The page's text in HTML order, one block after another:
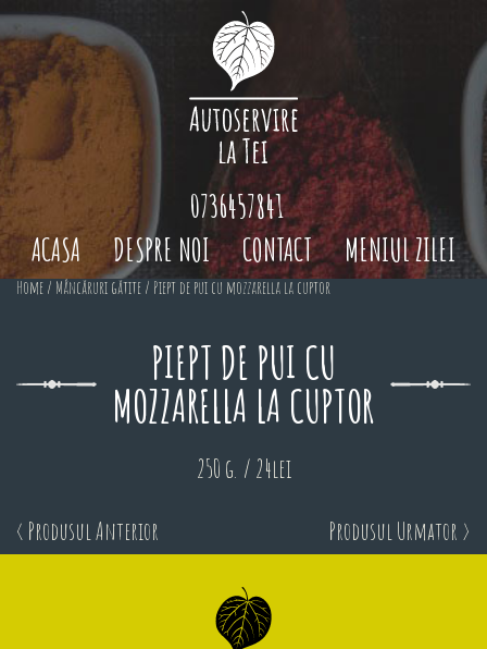
ACASA DESPRE NOI CONTACT MENIUL ZILEI
0736457841
Home / Mâncăruri gătite / Piept de pui cu mozzarella la cuptor
PIEPT DE PUI CU
MOZZARELLA LA CUPTOR
250 g. / 24lei
< Produsul Anterior Produsul Urmator >